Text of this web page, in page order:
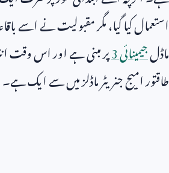
استعمال کیا گیا، مگر مقبولیت نے اسے
ماڈلجیمینائی3پر مبنی ہے اور اس وقت
طاقتور امیج جنریٹر ماڈلز میں سے ایک ہے۔